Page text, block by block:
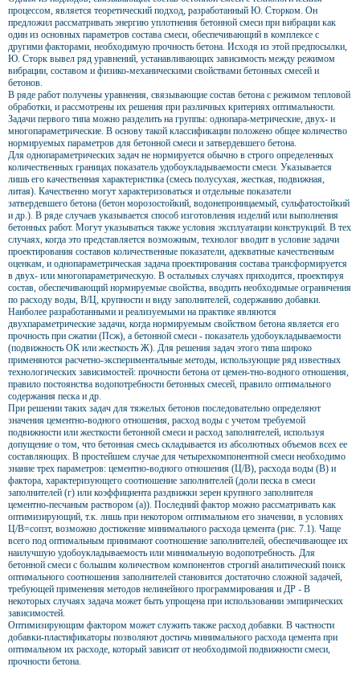
процессом, является теоретический подход, разработанный Ю. Сторком. Он
предложил рассматривать энергию уплотнения бетонной смеси при вибрации как
один из основных параметров состава смеси, обеспечивающий в комплексе с
другими факторами, необходимую прочность бетона. Исходя из этой предпосылки,
Ю. Сторк вывел ряд уравнений, устанавливающих зависимость между режимом
вибрации, составом и физико-механическими свойствами бетонных смесей и
бетонов.
В ряде работ получены уравнения, связывающие состав бетона с режимом тепловой
обработки, и рассмотрены их решения при различных критериях оптимальности.
Задачи первого типа можно разделить на группы: однопара-метрические, двух- и
многопараметрические. В основу такой классификации положено общее количество
нормируемых параметров для бетонной смеси и затвердевшего бетона.
Для однопараметрических задач не нормируется обычно в строго определенных
количественных границах показатель удобоукладываемости смеси. Указывается
лишь его качественная характеристика (смесь полусухая, жесткая, подвижная,
литая). Качественно могут характеризоваться и отдельные показатели
затвердевшего бетона (бетон морозостойкий, водонепроницаемый, сульфатостойкий
и др.). В ряде случаев указывается способ изготовления изделий или выполнения
бетонных работ. Могут указываться также условия эксплуатации конструкций. В тех
случаях, когда это представляется возможным, технолог вводит в условие задачи
проектирования составов количественные показатели, адекватные качественным
оценкам, и однопараметрическая задача проектирования состава трансформируется
в двух- или многопараметрическую. В остальных случаях приходится, проектируя
состав, обеспечивающий нормируемые свойства, вводить необходимые ограничения
по расходу воды, В/Ц, крупности и виду заполнителей, содержанию добавки.
Наиболее разработанными и реализуемыми на практике являются
двухпараметрические задачи, когда нормируемым свойством бетона является его
прочность при сжатии (Псж), а бетонной смеси - показатель удобоукладываемости
(подвижность ОК или жесткость Ж). Для решения задач этого типа широко
применяются расчетно-экспериментальные методы, использующие ряд известных
технологических зависимостей: прочности бетона от цемен-тно-водного отношения,
правило постоянства водопотребности бетонных смесей, правило оптимального
содержания песка и др.
При решении таких задач для тяжелых бетонов последовательно определяют
значения цементно-водного отношения, расход воды с учетом требуемой
подвижности или жесткости бетонной смеси и расход заполнителей, используя
допущение о том, что бетонная смесь складывается из абсолютных объемов всех ее
составляющих. В простейшем случае для четырехкомпонентной смеси необходимо
знание трех параметров: цементно-водного отношения (Ц/В), расхода воды (В) и
фактора, характеризующего соотношение заполнителей (доли песка в смеси
заполнителей (г) или коэффициента раздвижки зерен крупного заполнителя
цементно-песчаным раствором (а)). Последний фактор можно рассматривать как
оптимизирующий, т.к. лишь при некотором оптимальном его значении, в условиях
Ц/В=сопзт, возможно достижение минимального расхода цемента (рис. 7.1). Чаще
всего под оптимальным принимают соотношение заполнителей, обеспечивающее их
наилучшую удобоукладываемость или минимальную водопотребность. Для
бетонной смеси с большим количеством компонентов строгий аналитический поиск
оптимального соотношения заполнителей становится достаточно сложной задачей,
требующей применения методов нелинейного программирования и ДР - В
некоторых случаях задача может быть упрощена при использовании эмпирических
зависимостей.
Оптимизирующим фактором может служить также расход добавки. В частности
добавки-пластификаторы позволяют достичь минимального расхода цемента при
оптимальном их расходе, который зависит от необходимой подвижности смеси,
прочности бетона.